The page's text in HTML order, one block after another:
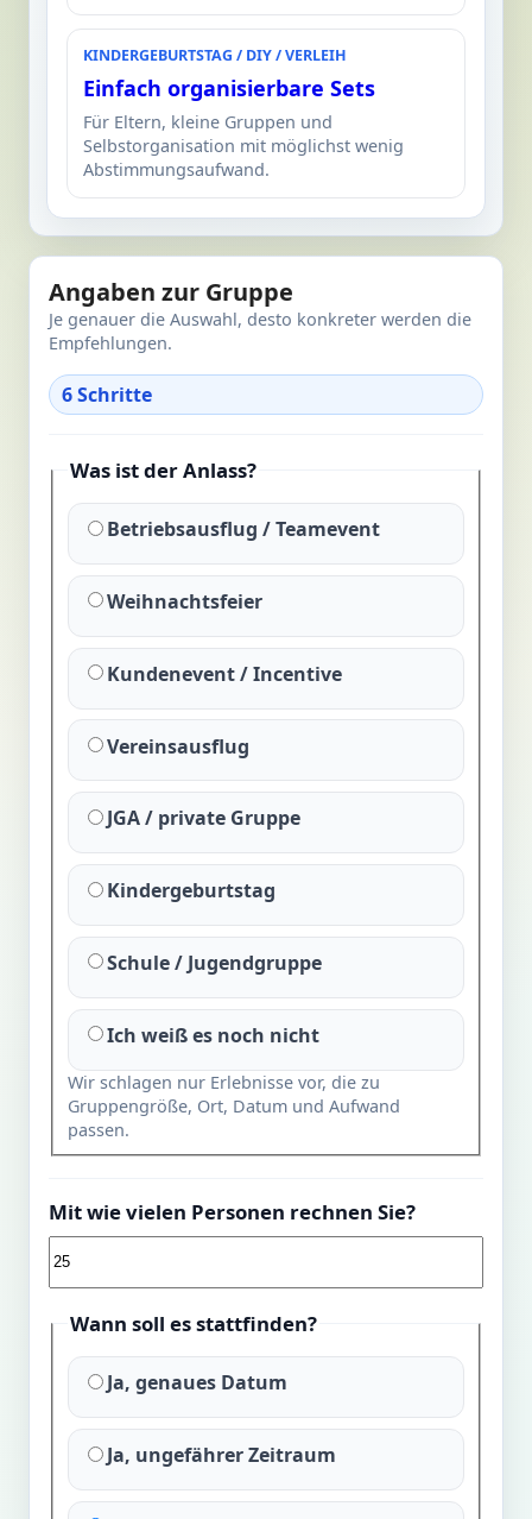
KINDERGEBURTSTAG / DIY / VERLEIH
Einfach organisierbare Sets
Für Eltern, kleine Gruppen und
Selbstorganisation mit möglichst wenig
Abstimmungsaufwand.
Angaben zur Gruppe
Je genauer die Auswahl, desto konkreter werden die
Empfehlungen.
6 Schritte
Was ist der Anlass?
Betriebsausflug / Teamevent
Weihnachtsfeier
Kundenevent / Incentive
Vereinsausflug
JGA / private Gruppe
Kindergeburtstag
Schule / Jugendgruppe
Ich weiß es noch nicht
Wir schlagen nur Erlebnisse vor, die zu
Gruppengröße, Ort, Datum und Aufwand
passen.
Mit wie vielen Personen rechnen Sie?
Wann soll es stattfinden?
Ja, genaues Datum
Ja, ungefährer Zeitraum